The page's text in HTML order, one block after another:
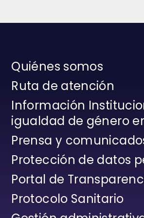
Quiénes somos
Ruta de atención
Información
igualdad de género
Prensa y
Protección de datos
Portal de
Protocolo Sanitario